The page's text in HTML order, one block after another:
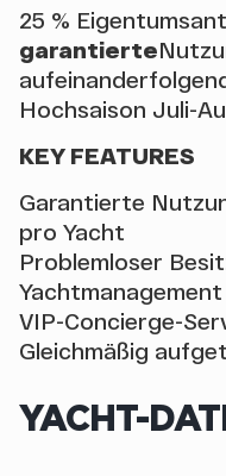
25 %
garantierte
Hochsaison Juli-
KEY FEATURES
Garantierte
pro Yacht
Problemloser
VIP-Concierge-
Gleichmäßig
YACHT-